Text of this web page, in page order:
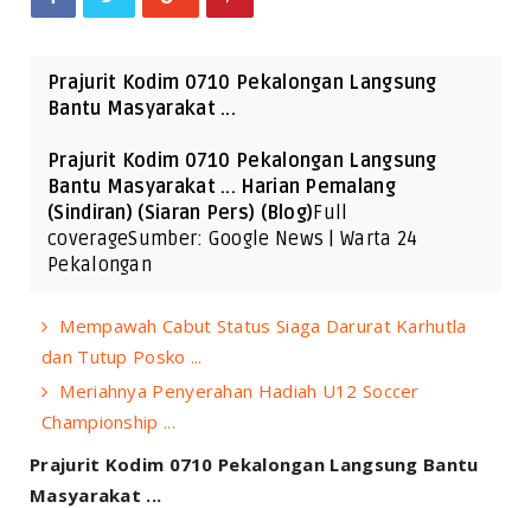
Prajurit Kodim 0710 Pekalongan Langsung
Bantu Masyarakat ...
Prajurit Kodim 0710 Pekalongan Langsung
Bantu Masyarakat ... Harian Pemalang
(Sindiran) (Siaran Pers) (Blog)Full
coverageSumber: Google News | Warta 24
Pekalongan
Mempawah Cabut Status Siaga Darurat Karhutla
dan Tutup Posko ...
Meriahnya Penyerahan Hadiah U12 Soccer
Championship ...
Prajurit Kodim 0710 Pekalongan Langsung Bantu
Masyarakat ...